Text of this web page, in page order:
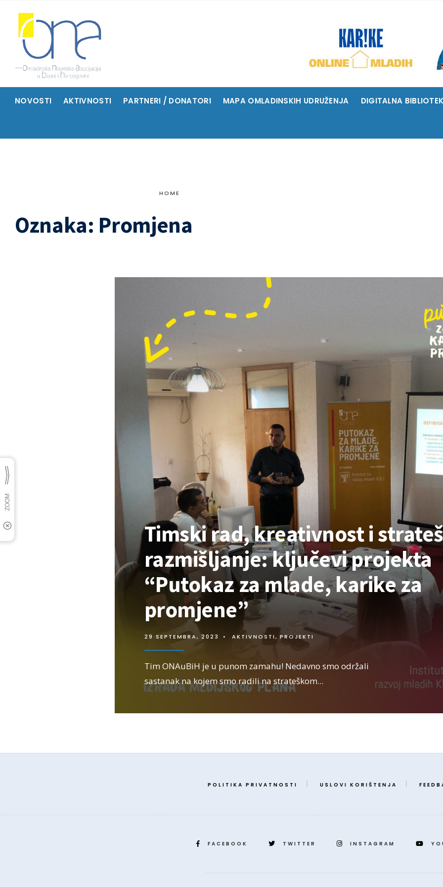
NOVOSTI AKTIVNOSTI PARTNERI / DONATORI MAPA OMLADINSKIH UDRUŽENJA DIGITALNA
HOME
Oznaka: Promjena
Timski rad, kreativnost i
razmišljanje: ključevi projekta
“Putokaz za mlade, karike za
promjene”
29 SEPTEMBRA, 2023 • AKTIVNOSTI, PROJEKTI
Tim ONAuBiH je u punom zamahu! Nedavno smo održali
sastanak na kojem smo radili na strateškom...
POLITIKA PRIVATNOSTI USLOVI KORIŠTENJA
FACEBOOK TWITTER INSTAGRAM